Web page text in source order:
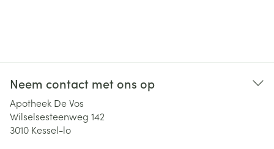
Neem contact met ons op
Apotheek De Vos
Wilselsesteenweg 142
3010 Kessel-lo